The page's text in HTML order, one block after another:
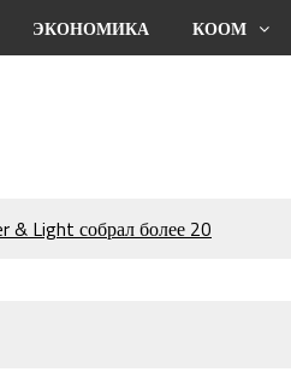
ЭКОНОМИКА КООМ
& Light собрал более 20